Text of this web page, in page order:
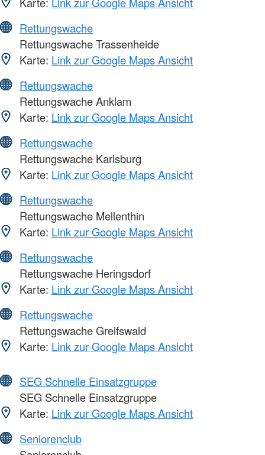
Rettungswache
Rettungswache Trassenheide
Karte: Link zur Google Maps Ansicht
Rettungswache
Rettungswache Anklam
Karte: Link zur Google Maps Ansicht
Rettungswache
Rettungswache Karlsburg
Karte: Link zur Google Maps Ansicht
Rettungswache
Rettungswache Mellenthin
Karte: Link zur Google Maps Ansicht
Rettungswache
Rettungswache Heringsdorf
Karte: Link zur Google Maps Ansicht
Rettungswache
Rettungswache Greifswald
Karte: Link zur Google Maps Ansicht
SEG Schnelle Einsatzgruppe
SEG Schnelle Einsatzgruppe
Karte: Link zur Google Maps Ansicht
Seniorenclub